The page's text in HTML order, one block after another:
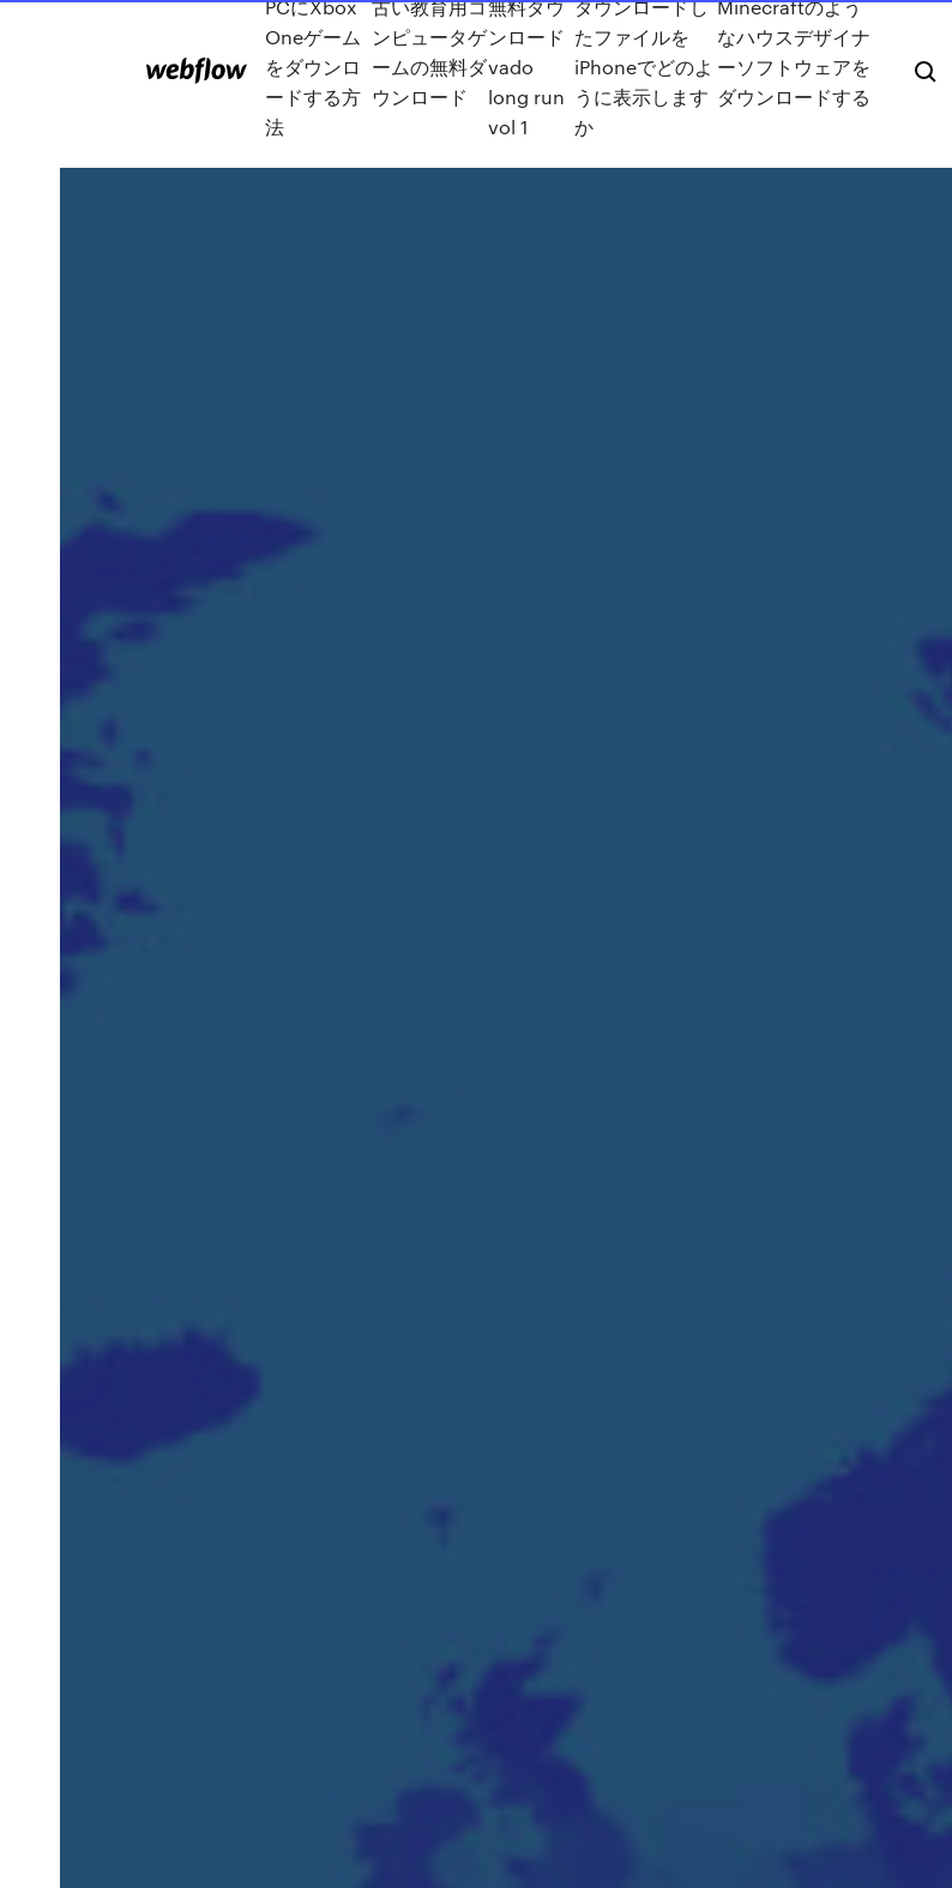
PCにXbox
Oneゲーム
をダウンロ
ードする方
法
古い教育用コ
ンピュータゲ
ームの無料ダ
ウンロード
無料ダウ
ンロード
vado
long run
vol 1
ダウンロードし
たファイルを
iPhoneでどのよ
うに表示します
か
Minecraftのよう
なハウスデザイナ
ーソフトウェアを
ダウンロードする